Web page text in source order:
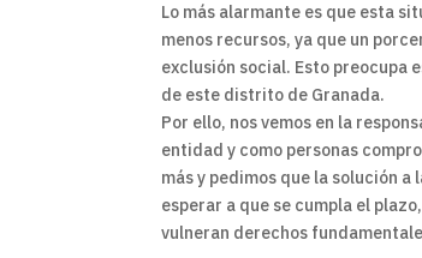
Lo más alarmante es que esta
menos recursos, ya que un
exclusión social. Esto preocupa
de este distrito de Granada.
Por ello, nos vemos en la
entidad y como personas
más y pedimos que la solución
esperar a que se cumpla el
vulneran derechos